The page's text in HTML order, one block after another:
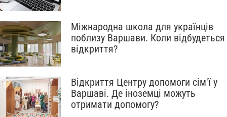
Міжнародна школа для українців
поблизу Варшави. Коли відбудеться
відкриття?
Відкриття Центру допомоги сім'ї у
Варшаві. Де іноземці можуть
отримати допомогу?